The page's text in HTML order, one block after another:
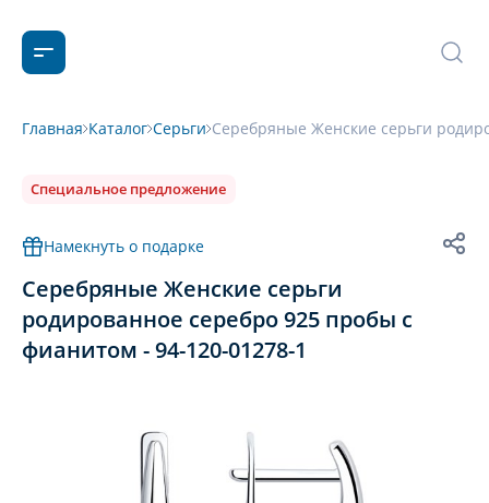
Главная Каталог Серьги Серебряные Женские серьги
Специальное предложение
Намекнуть о подарке
Серебряные Женские серьги
родированное серебро 925 пробы с
фианитом - 94-120-01278-1